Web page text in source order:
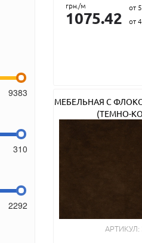
грн./м
1075.42
от
от
МЕБЕЛЬНАЯ С
(ТЕМНО-
АРТИКУЛ: